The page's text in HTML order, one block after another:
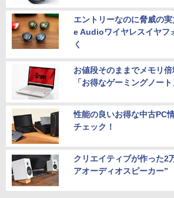
エントリーなのに脅威の
e Audioワイヤレスイヤフ
く
お値段そのままでメモリ
「お得なゲーミングノート
性能の良いお得な中古PC
チェック！
クリエイティブが作った2
アオーディオスピーカー”